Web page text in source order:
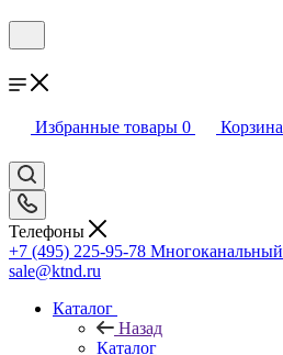
Избранные товары 0 Корзина
Телефоны
+7 (495) 225-95-78 Многоканальный
sale@ktnd.ru
Каталог
Назад
Каталог